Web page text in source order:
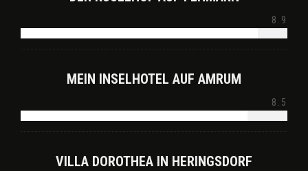
8.9
MEIN INSELHOTEL AUF AMRUM
8.5
VILLA DOROTHEA IN HERINGSDORF